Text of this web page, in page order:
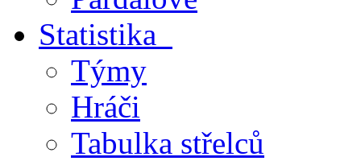
Statistika
Týmy
Hráči
Tabulka střelců